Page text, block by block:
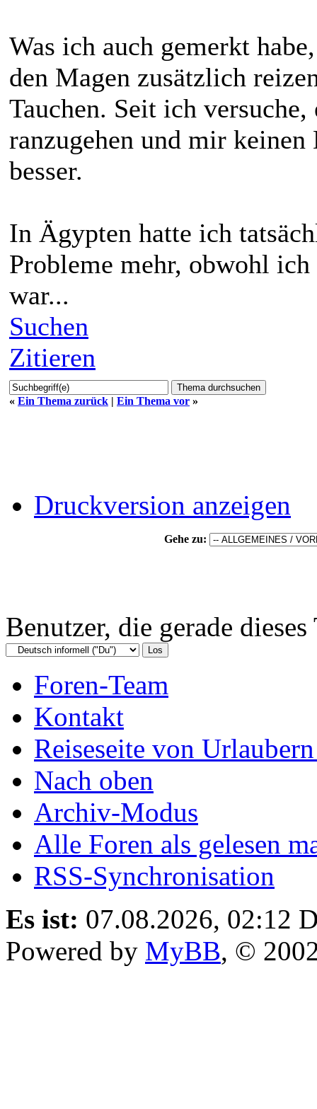
Was ich auch gemerkt
den Magen zusätzlich
Tauchen. Seit ich versuche,
ranzugehen und mir
besser.
In Ägypten hatte ich
Probleme mehr, obwohl
war...
Suchen
Zitieren
« Ein Thema zurück | Ein Thema vor »
Druckversion anzeigen
Gehe zu:
Benutzer, die gerade
Foren-Team
Kontakt
Reiseseite von
Nach oben
Archiv-Modus
Alle Foren als gelesen
RSS-Synchronisation
Es ist: 07.08.2026, 02:12
Powered by MyBB, ©